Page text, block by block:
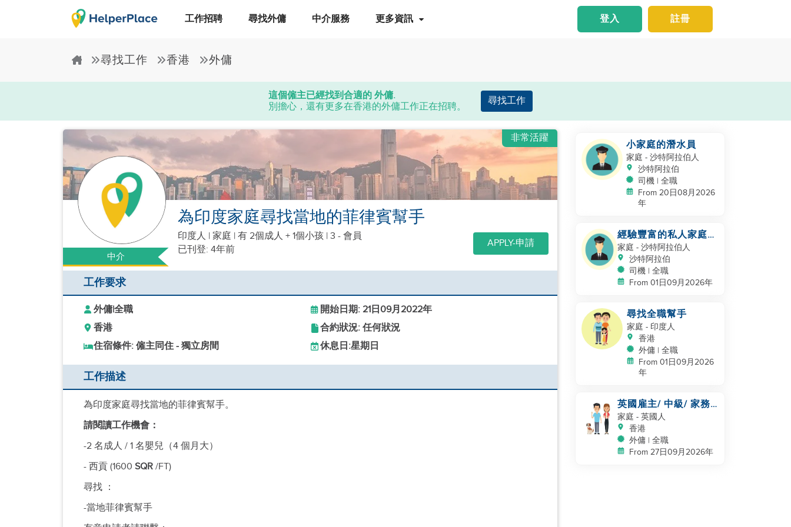
工作招聘 尋找外傭 中介服務 更多資訊 註冊
登入
尋找工作 香港 外傭
這個僱主已經找到合適的 外傭.
別擔心，還有更多在香港的外傭工作正在招聘。
尋找工作
中介
非常活躍
為印度家庭尋找當地的菲律賓幫手
印度人 | 家庭 | 有 2個成人 + 1個小孩 | 3 - 會員
已刊登: 4年前
APPLY-申請
工作要求
外傭|全職
開始日期: 21日09月2022年
香港
合約狀況: 任何狀況
住宿條件: 僱主同住 - 獨立房間
休息日:星期日
工作描述
為印度家庭尋找當地的菲律賓幫手。
請閱讀工作機會：
-2 名成人 / 1 名嬰兒（4 個月大）
- 西貢 (1600 SQR /FT)
尋找 ：
-當地菲律賓幫手
小家庭的潛水員
家庭 - 沙特阿拉伯人
沙特阿拉伯
司機 | 全職
From 20日08月2026
年
經驗豐富的私人家庭司
機 - 沙特/海灣合作委
員會經驗
家庭 - 沙特阿拉伯人
沙特阿拉伯
司機 | 全職
From 01日09月2026年
尋找全職幫手
家庭 - 印度人
香港
外傭 | 全職
From 01日09月2026
年
英國雇主/ 中級/ 家務
及照顧一隻狗
家庭 - 英國人
香港
外傭 | 全職
From 27日09月2026年